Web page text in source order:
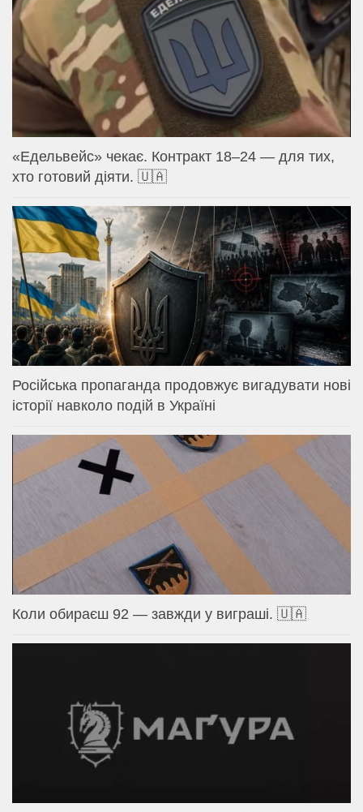
«Едельвейс» чекає. Контракт 18–24 — для тих,
хто готовий діяти. 🇺🇦
Російська пропаганда продовжує вигадувати нові
історії навколо подій в Україні
Коли обираєш 92 — завжди у виграші. 🇺🇦